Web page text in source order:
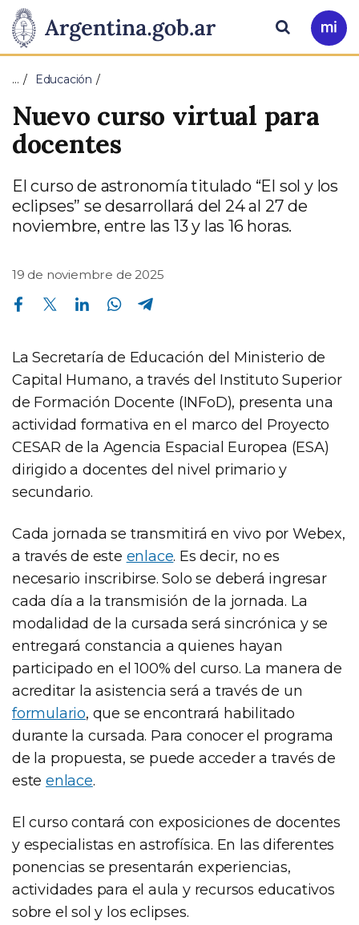
Presidencia
de
la
Nación
Pasar al contenido principal
Ir
a
Buscar
… Educación
Nuevo curso virtual para
docentes
El curso de astronomía titulado “El sol y los
eclipses” se desarrollará del 24 al 27 de
noviembre, entre las 13 y las 16 horas.
19 de noviembre de 2025
Compartir en Facebook Compartir en Twitter Compartir en Linkedin Compartir en Whatsapp
La Secretaría de Educación del Ministerio de
Capital Humano, a través del Instituto Superior
de Formación Docente (INFoD), presenta una
actividad formativa en el marco del Proyecto
CESAR de la Agencia Espacial Europea (ESA)
dirigido a docentes del nivel primario y
secundario.
Cada jornada se transmitirá en vivo por Webex,
a través de este enlace. Es decir, no es
necesario inscribirse. Solo se deberá ingresar
cada día a la transmisión de la jornada. La
modalidad de la cursada será sincrónica y se
entregará constancia a quienes hayan
participado en el 100% del curso. La manera de
acreditar la asistencia será a través de un
formulario, que se encontrará habilitado
durante la cursada. Para conocer el programa
de la propuesta, se puede acceder a través de
este enlace.
El curso contará con exposiciones de docentes
y especialistas en astrofísica. En las diferentes
ponencias se presentarán experiencias,
actividades para el aula y recursos educativos
sobre el sol y los eclipses.